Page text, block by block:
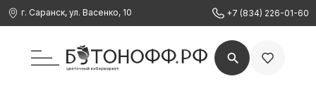
г. Саранск, ул. Васенко, 10 +7 (834) 226-01-60